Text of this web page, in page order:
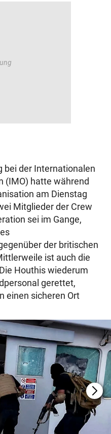
bei der Internationalen
(IMO) hatte während
am Dienstag
Mitglieder der Crew
sei im Gange,
der britischen
ist auch die
Houthis wiederum
gerettet,
einen sicheren Ort